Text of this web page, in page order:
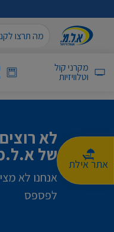
אתר אילת
מקרני קול
וטלוויזיות
לא
של
אנחנו לא
לפספס